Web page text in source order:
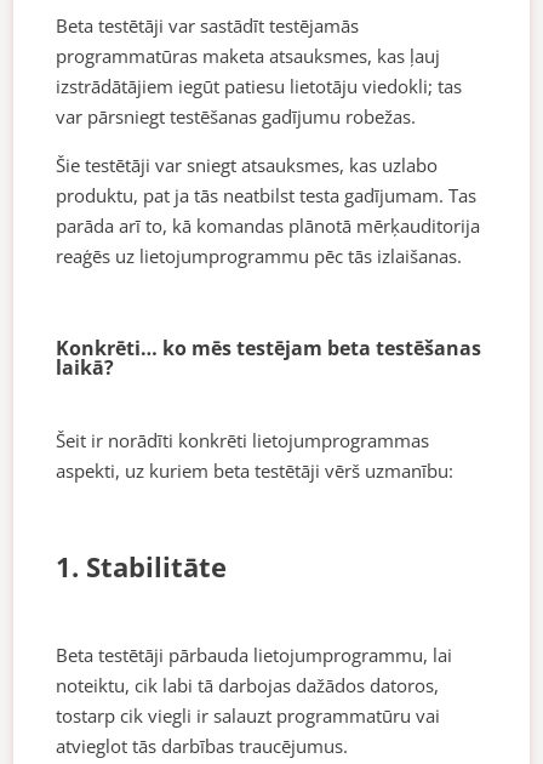
Beta testētāji var sastādīt testējamās
programmatūras maketa atsauksmes, kas ļauj
izstrādātājiem iegūt patiesu lietotāju viedokli; tas
var pārsniegt testēšanas gadījumu robežas.
Šie testētāji var sniegt atsauksmes, kas uzlabo
produktu, pat ja tās neatbilst testa gadījumam. Tas
parāda arī to, kā komandas plānotā mērķauditorija
reaģēs uz lietojumprogrammu pēc tās izlaišanas.
Konkrēti… ko mēs testējam beta testēšanas
laikā?
Šeit ir norādīti konkrēti lietojumprogrammas
aspekti, uz kuriem beta testētāji vērš uzmanību:
1. Stabilitāte
Beta testētāji pārbauda lietojumprogrammu, lai
noteiktu, cik labi tā darbojas dažādos datoros,
tostarp cik viegli ir salauzt programmatūru vai
atvieglot tās darbības traucējumus.